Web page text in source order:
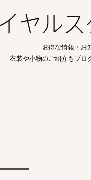
お得な情報・お
衣装や小物のご紹介もブロ